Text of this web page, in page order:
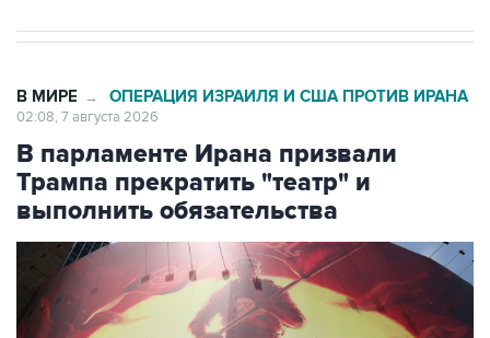
В парламенте Ирана призвали
Трампа прекратить "театр" и
выполнить обязательства